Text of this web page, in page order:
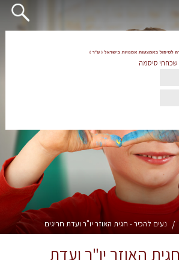
שכחתי סיסמה
/ נעים להכיר - חגית האוזר יו"ר ועדת חריגים
האוזר יו"ר ועדת